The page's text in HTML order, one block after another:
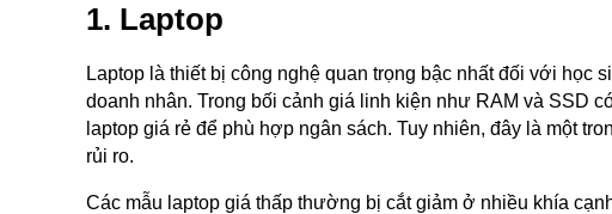
1. Laptop
Laptop là thiết bị công nghệ quan trọng bậc nhất đối với học
doanh nhân. Trong bối cảnh giá linh kiện như RAM và SSD
laptop giá rẻ để phù hợp ngân sách. Tuy nhiên, đây là một
rủi ro.
Các mẫu laptop giá thấp thường bị cắt giảm ở nhiều khía